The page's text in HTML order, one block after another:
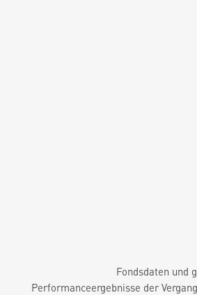
Fondsdaten und
Performanceergebnisse der